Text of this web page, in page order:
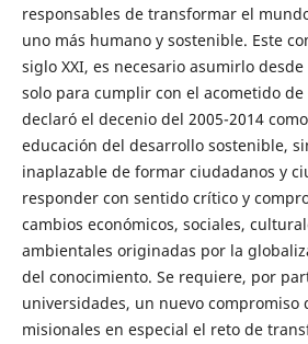
responsables de transformar el
uno más humano y sostenible. Este
siglo XXI, es necesario asumirlo
solo para cumplir con el acometido de
declaró el decenio del 2005-2014
educación del desarrollo sostenible,
inaplazable de formar ciudadanos y
responder con sentido crítico y
cambios económicos, sociales,
ambientales originadas por la
del conocimiento. Se requiere, por
universidades, un nuevo compromiso
misionales en especial el reto de